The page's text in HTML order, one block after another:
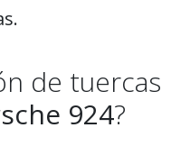
de tuercas
924?